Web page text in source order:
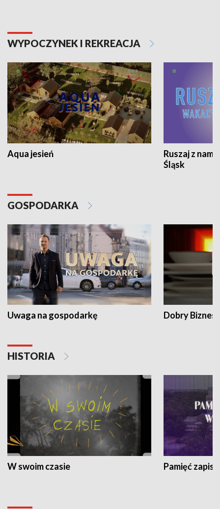
WYPOCZYNEK I REKREACJA
Aqua jesień
Ruszaj z
Śląsk
GOSPODARKA
Uwaga na gospodarkę Dobry Biznes
HISTORIA
W swoim czasie Pamięć